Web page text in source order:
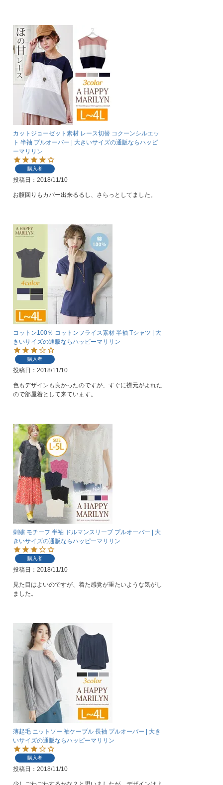
カットジョーゼット素材 レース切替 コクーンシルエッ
ト 半袖 プルオーバー | 大きいサイズの通販ならハッピ
ーマリリン
購入者
投稿日 2018/11/10
お腹回りもカバー出来るるし、さらっとしてました。
コットン100％ コットンフライス素材 半袖 Tシャツ | 大
きいサイズの通販ならハッピーマリリン
購入者
投稿日 2018/11/10
色もデザインも良かったのですが、すぐに襟元がよれた
ので部屋着として来ています。
刺繍 モチーフ 半袖 ドルマンスリーブ プルオーバー | 大
きいサイズの通販ならハッピーマリリン
購入者
投稿日 2018/11/10
見た目はよいのですが、着た感覚が重たいような気がし
ました。
薄起毛 ニットソー 袖ケーブル 長袖 プルオーバー | 大き
いサイズの通販ならハッピーマリリン
購入者
投稿日 2018/11/10